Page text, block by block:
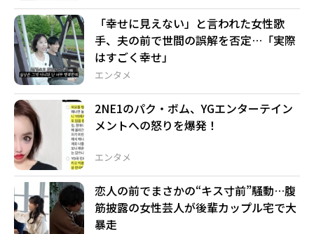
エンタメ
「幸せに見えない」と言われた女性歌
手、夫の前で世間の誤解を否定…「実際
はすごく幸せ」
エンタメ
2NE1のパク・ボム、YGエンターテイン
メントへの怒りを爆発！
恋人の前でまさかの“キス寸前”騒動…腹
筋披露の女性芸人が後輩カップル宅で大
暴走